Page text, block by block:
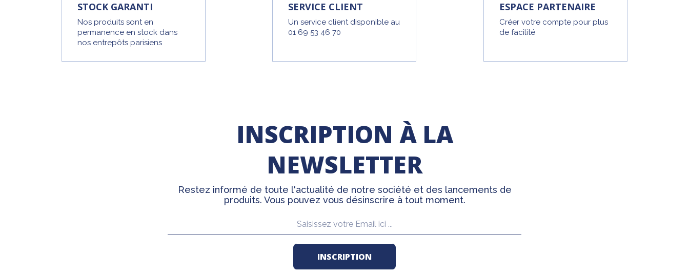
STOCK GARANTI
Nos produits sont en
permanence en stock dans
nos entrepôts parisiens
SERVICE CLIENT
Un service client disponible au
01 69 53 46 70
ESPACE PARTENAIRE
Créer votre compte pour plus
de facilité
INSCRIPTION À LA
NEWSLETTER
Restez informé de toute l'actualité de notre société et des lancements de
produits. Vous pouvez vous désinscrire à tout moment.